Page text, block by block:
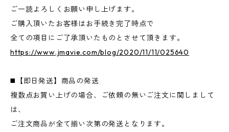
ご一読よろしくお願い申し上げます。
ご購入頂いたお客様はお手続き完了時点で
全ての項目にご了承頂いたものとさせて頂きます。
https://www.jmavie.com/blog/2020/11/11/025640
◼️【即日発送】商品の発送
複数点お買い上げの場合、ご依頼の無いご注文に関しまして
は、
ご注文商品が全て揃い次第の発送となります。